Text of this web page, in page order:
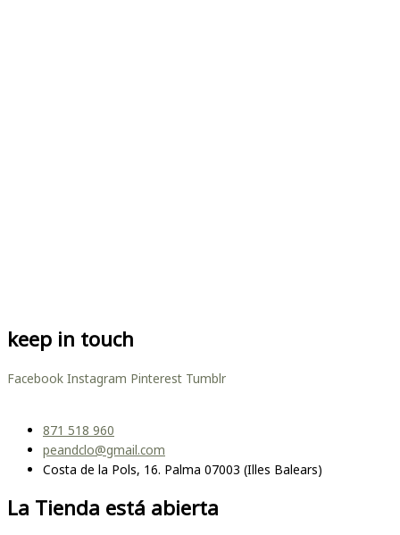
keep in touch
Facebook Instagram Pinterest Tumblr
871 518 960
peandclo@gmail.com
Costa de la Pols, 16. Palma 07003 (Illes Balears)
La Tienda está abierta